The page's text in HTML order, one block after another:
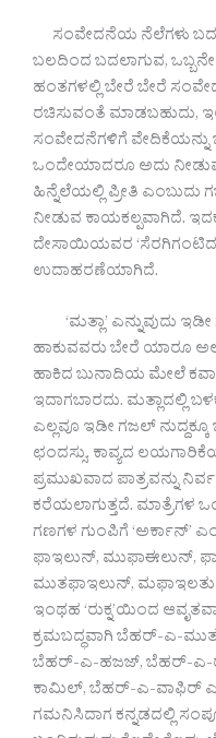
ಸಂವೇದನೆಯ ನೆಲೆಗಳು
ಬಲದಿಂದ ಬದಲಾಗುವ,
ಹಂತಗಳಲ್ಲಿ ಬೇರೆ ಬೇರೆ
ರಚಿಸುವಂತೆ ಮಾಡಬಹುದು,
ಸಂವೇದನೆಗಳಿಗೆ ವೇದಿಕೆಯನ್ನು
ಒಂದೇಯಾದರೂ ಅದು
ಹಿನ್ನೆಲೆಯಲ್ಲಿ ಪ್ರೀತಿ
ನೀಡುವ ಕಾಯಕಲ್ಪವಾಗಿದೆ.
ದೇಸಾಯಿಯವರ ‘ಸೆರಗಿಗಂಟಿದ
ಉದಾಹರಣೆಯಾಗಿದೆ.
‘ಮತ್ಲಾ’ ಎನ್ನುವುದು
ಹಾಕುವವರು ಬೇರೆ ಯಾರೂ
ಹಾಕಿದ ಬುನಾದಿಯ ಮೇಲೆ
ಇದಾಗಬಾರದು. ಮತ್ಲಾದಲ್ಲಿ
ಎಲ್ಲವೂ ಇಡೀ ಗಜಲ್
ಛಂದಸ್ಸು. ಕಾವ್ಯದ
ಪ್ರಮುಖವಾದ ಪಾತ್ರವನ್ನು
ಕರೆಯಲಾಗುತ್ತದೆ. ಮಾತ್ರೆಗಳ
ಗಣಗಳ ಗುಂಪಿಗೆ ‘ಅರ್ಕಾನ್’
ಫಾಇಲುನ್, ಮುಫಾಈಲುನ್,
ಮುತಫಾಇಲುನ್,
ಇಂಥಹ ‘ರುಕ್ನ’ಯಿಂದ
ಕ್ರಮಬದ್ಧವಾಗಿ ಬೆಹರ್-ಎ-
ಬೆಹರ್-ಎ-ಹಜಜ್, ಬೆಹರ್-
ಕಾಮಿಲ್, ಬೆಹರ್-ಎ-ವಾಫಿರ್
ಗಮನಿಸಿದಾಗ ಕನ್ನಡದಲ್ಲಿ